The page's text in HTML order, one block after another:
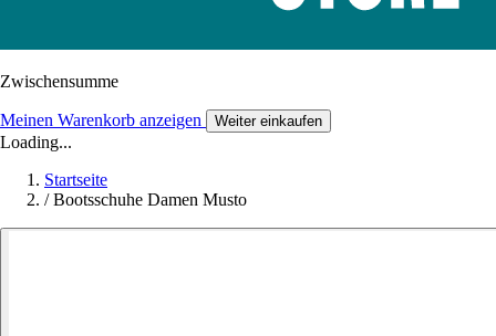
Zwischensumme
Meinen Warenkorb anzeigen Weiter einkaufen
Loading...
Startseite
/ Bootsschuhe Damen Musto